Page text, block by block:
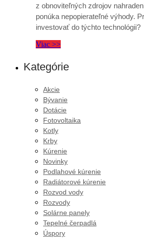
z obnoviteľných zdrojov
ponúka nepopierateľné výhody.
investovať do týchto technológii?
Viac >>
Kategórie
Akcie
Bývanie
Dotácie
Fotovoltaika
Kotly
Krby
Kúrenie
Novinky
Podlahové kúrenie
Radiátorové kúrenie
Rozvod vody
Rozvody
Solárne panely
Tepelné čerpadlá
Úspory